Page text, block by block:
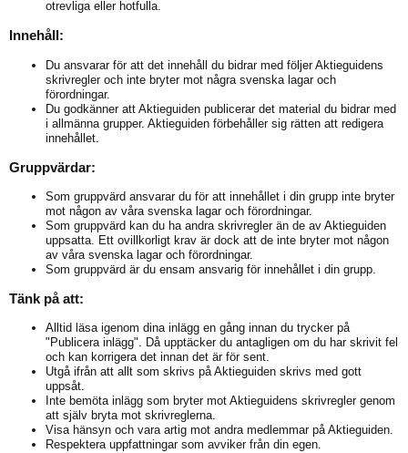
otrevliga eller hotfulla.
Innehåll:
Du ansvarar för att det innehåll du bidrar med följer Aktieguidens
skrivregler och inte bryter mot några svenska lagar och
förordningar.
Du godkänner att Aktieguiden publicerar det material du bidrar med
i allmänna grupper. Aktieguiden förbehåller sig rätten att redigera
innehållet.
Gruppvärdar:
Som gruppvärd ansvarar du för att innehållet i din grupp inte bryter
mot någon av våra svenska lagar och förordningar.
Som gruppvärd kan du ha andra skrivregler än de av Aktieguiden
uppsatta. Ett ovillkorligt krav är dock att de inte bryter mot någon
av våra svenska lagar och förordningar.
Som gruppvärd är du ensam ansvarig för innehållet i din grupp.
Tänk på att:
Alltid läsa igenom dina inlägg en gång innan du trycker på
"Publicera inlägg". Då upptäcker du antagligen om du har skrivit fel
och kan korrigera det innan det är för sent.
Utgå ifrån att allt som skrivs på Aktieguiden skrivs med gott
uppsåt.
Inte bemöta inlägg som bryter mot Aktieguidens skrivregler genom
att själv bryta mot skrivreglerna.
Visa hänsyn och vara artig mot andra medlemmar på Aktieguiden.
Respektera uppfattningar som avviker från din egen.